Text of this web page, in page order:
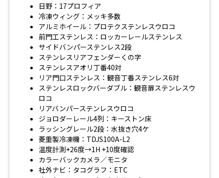
日野：17プロフィア
冷凍ウィング：メッキ多数
アルミホイール：プロテクステンレスウロコ
前門工ステンレス：ロッカーレールステンレス
サイドバンパーステンレス2段
ステンレスリアフェンダーくの字
ステンレスアオリ丁番40対
リア門口ステンレス：観音丁番ステンレス6対
ステンレスロックバーダブル：観音扉ステンレスウ
ロコ
リアバンパーステンレスウロコ
ジョロダーレール4列：キーストン床
ラッシングレール2段：水抜き穴4ケ
菱重製冷凍機：TDJS100A-L2
温度計測+26度→1H +10度確認
カラーバックカメラ／モニタ
社外ナビ：タコグラフ：ETC